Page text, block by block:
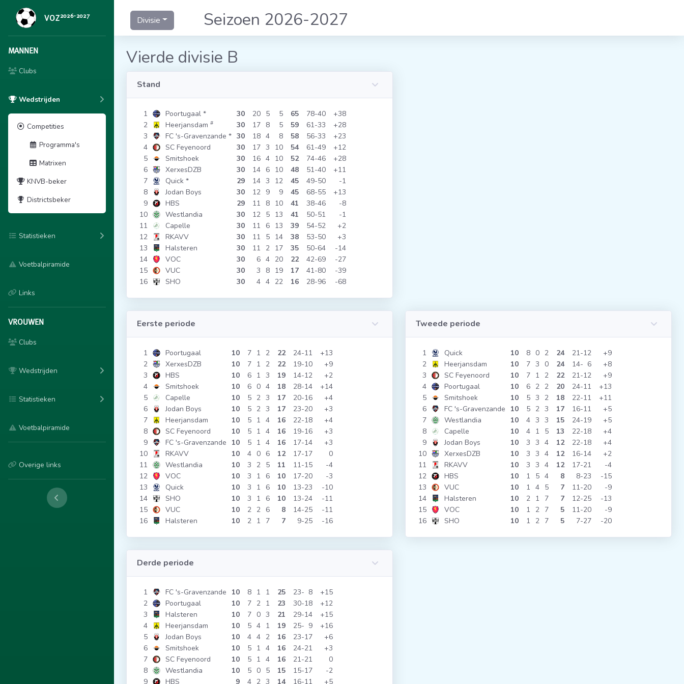
VOZ2026-2027
MANNEN
Clubs
Wedstrijden
Competities
Programma's
Matrixen
KNVB-beker
Districtsbeker
Statistieken
Voetbalpiramide
Links
VROUWEN
Clubs
Wedstrijden
Statistieken
Voetbalpiramide
Overige links
Divisie
Seizoen 2026-2027
Vierde divisie B
Stand
1 Poortugaal * 30 20 5 5 65 78 40
+38
2
Heerjansdam # 30 17 8 5 59 61 33
+28
3
FC 's-Gravenzande * 30 18 4 8 58 56 33
+23
4
SC Feyenoord 30 17 3 10 54 61 49
+12
5
Smitshoek 30 16 4 10 52 74 46
+28
6
XerxesDZB 30 14 6 10 48 51 40
+11
7
Quick * 29 14 3 12 45 49 50
-1
8
Jodan Boys 30 12 9 9 45 68 55
+13
9
HBS 29 11 8 10 41 38 46
-8
10
Westlandia 30 12 5 13 41 50 51
-1
11
Capelle 30 11 6 13 39 54 52
+2
12
RKAVV 30 11 5 14 38 53 50
+3
13
Halsteren 30 11 2 17 35 50 64
-14
14
VOC 30 6 4 20 22 42 69
-27
15
VUC 30 3 8 19 17 41 80
-39
16
SHO 30 4 4 22 16 28 96 -68
Eerste periode
1 Poortugaal 10 7 1 2 22 24 11
+13
2
XerxesDZB 10 7 1 2 22 19 10
+9
3
HBS 10 6 1 3 19 14 12
+2
4
Smitshoek 10 6 0 4 18 28 14
+14
5
Capelle 10 5 2 3 17 20 16
+4
6
Jodan Boys 10 5 2 3 17 23 20
+3
7
Heerjansdam 10 5 1 4 16 22 18
+4
8
SC Feyenoord 10 5 1 4 16 19 16
+3
9
FC 's-Gravenzande 10 5 1 4 16 17 14
+3
10
RKAVV 10 4 0 6 12 17 17
0
11
Westlandia 10 3 2 5 11 11 15
-4
12
VOC 10 3 1 6 10 17 20
-3
13
Quick 10 3 1 6 10 13 23
-10
14
SHO 10 3 1 6 10 13 24
-11
15
VUC 10 2 2 6 8 14 25
-11
16
Halsteren 10 2 1 7 7 9 25 -16
Tweede periode
1 Quick 10 8 0 2 24 21 12
+9
2
Heerjansdam 10 7 3 0 24 14 6
+8
3
SC Feyenoord 10 7 1 2 22 21 12
+9
4
Poortugaal 10 6 2 2 20 24 11
+13
5
Smitshoek 10 5 3 2 18 22 11
+11
6
FC 's-Gravenzande 10 5 2 3 17 16 11
+5
7
Westlandia 10 4 3 3 15 24 19
+5
8
Capelle 10 4 1 5 13 22 18
+4
9
Jodan Boys 10 3 3 4 12 22 18
+4
10
XerxesDZB 10 3 3 4 12 16 14
+2
11
RKAVV 10 3 3 4 12 17 21
-4
12
HBS 10 1 5 4 8 8 23
-15
13
VUC 10 1 4 5 7 11 20
-9
14
Halsteren 10 2 1 7 7 12 25
-13
15
VOC 10 1 2 7 5 11 20
-9
16
SHO 10 1 2 7 5 7 27 -20
Derde periode
1 FC 's-Gravenzande 10 8 1 1 25 23 8
+15
2
Poortugaal 10 7 2 1 23 30 18
+12
3
Halsteren 10 7 0 3 21 29 14
+15
4
Heerjansdam 10 5 4 1 19 25 9
+16
5
Jodan Boys 10 4 4 2 16 23 17
+6
6
Smitshoek 10 5 1 4 16 24 21
+3
7
SC Feyenoord 10 5 1 4 16 21 21
0
8
Westlandia 10 5 0 5 15 15 17
-2
9
HBS 9 4 2 3 14 16 11 +5